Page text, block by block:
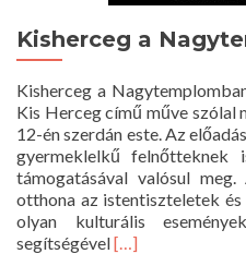
Kisherceg a
Kisherceg a
Kis Herceg című műve szólal
12-én szerdán este. Az
gyermeklelkű
támogatásával valósul
otthona az istentiszteletek
olyan kulturális
segítségévelRead
[…]